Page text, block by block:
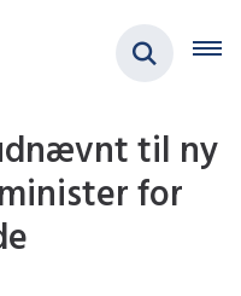
til ny
for